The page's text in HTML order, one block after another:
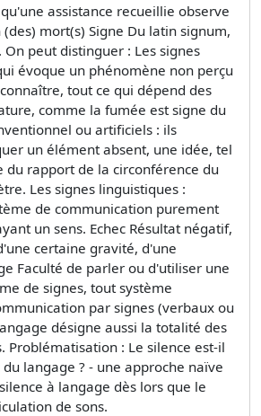
assistance recueillie observe
mort(s) Signe Du latin signum,
On peut distinguer : Les signes
évoque un phénomène non perçu
tout ce qui dépend des
comme la fumée est signe du
ou artificiels : ils
un élément absent, une idée, tel
du rapport de la circonférence du
Les signes linguistiques :
de communication purement
un sens. Echec Résultat négatif,
certaine gravité, d'une
Faculté de parler ou d'utiliser une
de signes, tout système
par signes (verbaux ou
désigne aussi la totalité des
Problématisation : Le silence est-il
langage ? - une approche naïve
à langage dès lors que le
de sons.